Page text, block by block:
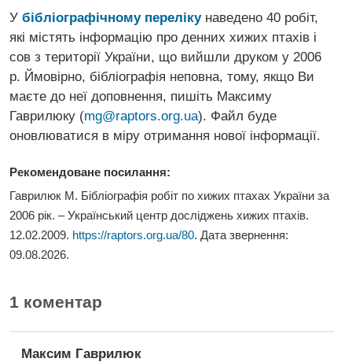
У бібліографічному перелікунаведено 40 робіт,
які містять інформацію про денних хижих птахів і
сов з території України, що вийшли друком у 2006
р. Ймовірно, бібліографія неповна, тому, якщо Ви
маєте до неї доповнення, пишіть Максиму
Гаврилюку (mg@raptors.org.ua). Файл буде
оновлюватися в міру отримання нової інформації.
Рекомендоване посилання:
Гаврилюк М. Бібліографія робіт по хижих птахах України за
2006 рік. – Український центр досліджень хижих птахів.
12.02.2009. https://raptors.org.ua/80. Дата звернення:
09.08.2026.
1 коментар
Максим Гаврилюк